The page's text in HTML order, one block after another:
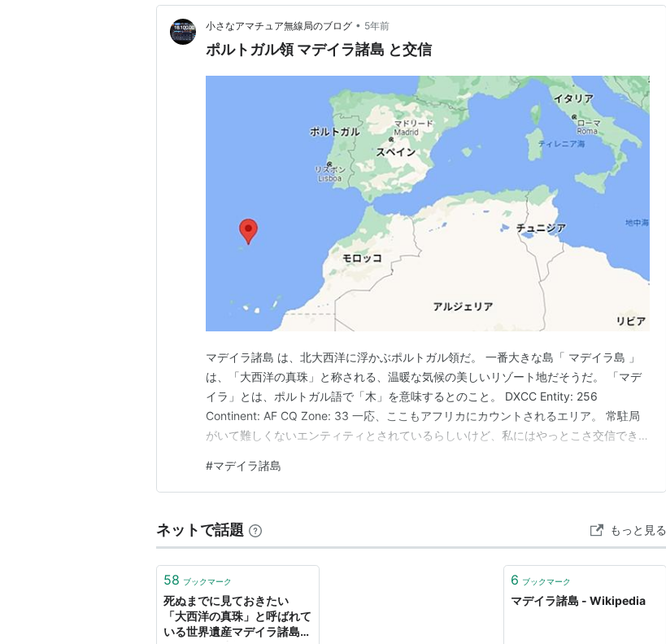
小さなアマチュア無線局のブログ • 5年前
ポルトガル領 マデイラ諸島 と交信
マデイラ諸島 は、北大西洋に浮かぶポルトガル領だ。 一番大きな島「 マデイラ島 」
は、「大西洋の真珠」と称される、温暖な気候の美しいリゾート地だそうだ。 「マデ
イラ」とは、ポルトガル語で「木」を意味するとのこと。 DXCC Entity: 256
Continent: AF CQ Zone: 33 一応、ここもアフリカにカウントされるエリア。 常駐局
がいて難しくないエンティティとされているらしいけど、私にはやっとこさ交信できた
をQRZ.COMで調べてみると、下図の赤枠の ポルト・サント島 と…
#マデイラ諸島
ネットで話題 もっと見る
58 ブックマーク
死ぬまでに見ておきたい
「大西洋の真珠」と呼ばれて
いる世界遺産マデイラ諸島:
6 ブックマーク
マデイラ諸島 - Wikipedia